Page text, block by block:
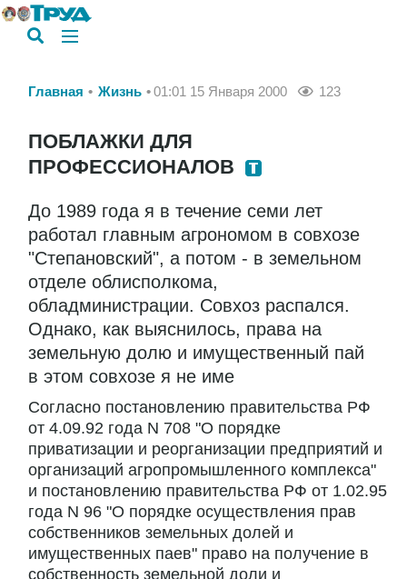
Главная Жизнь 01:01 15 Января 2000 123
ПОБЛАЖКИ ДЛЯ
ПРОФЕССИОНАЛОВ
До 1989 года я в течение семи лет
работал главным агрономом в совхозе
"Степановский", а потом - в земельном
отделе облисполкома,
обладминистрации. Совхоз распался.
Однако, как выяснилось, права на
земельную долю и имущественный пай
в этом совхозе я не име
Согласно постановлению правительства РФ
от 4.09.92 года N 708 "О порядке
приватизации и реорганизации предприятий и
организаций агропромышленного комплекса"
и постановлению правительства РФ от 1.02.95
года N 96 "О порядке осуществления прав
собственников земельных долей и
имущественных паев" право на получение в
собственность земельной доли и